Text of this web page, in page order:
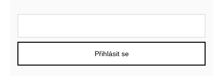
Přihlásit se